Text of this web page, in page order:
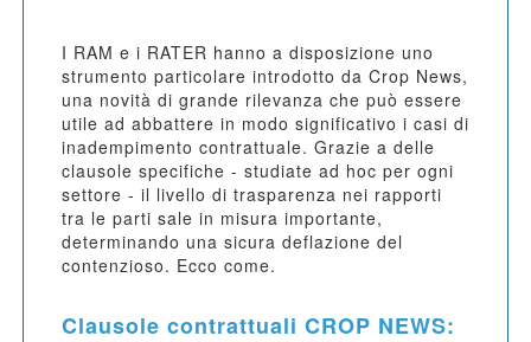
I RAM e i RATER hanno a disposizione uno
strumento particolare introdotto da Crop News,
una novità di grande rilevanza che può essere
utile ad abbattere in modo significativo i casi di
inadempimento contrattuale. Grazie a delle
clausole specifiche - studiate ad hoc per ogni
settore - il livello di trasparenza nei rapporti
tra le parti sale in misura importante,
determinando una sicura deflazione del
contenzioso. Ecco come.
Clausole contrattuali CROP NEWS: